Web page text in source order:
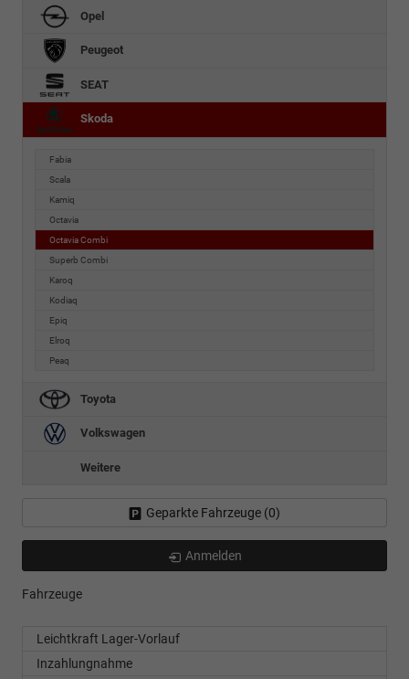
Opel
Peugeot
SEAT
Skoda
Fabia
Scala
Kamiq
Octavia
Octavia Combi
Superb Combi
Karoq
Kodiaq
Epiq
Elroq
Peaq
Toyota
Volkswagen
Weitere
Geparkte Fahrzeuge (0)
Anmelden
Fahrzeuge
Leichtkraft Lager-Vorlauf
Inzahlungnahme